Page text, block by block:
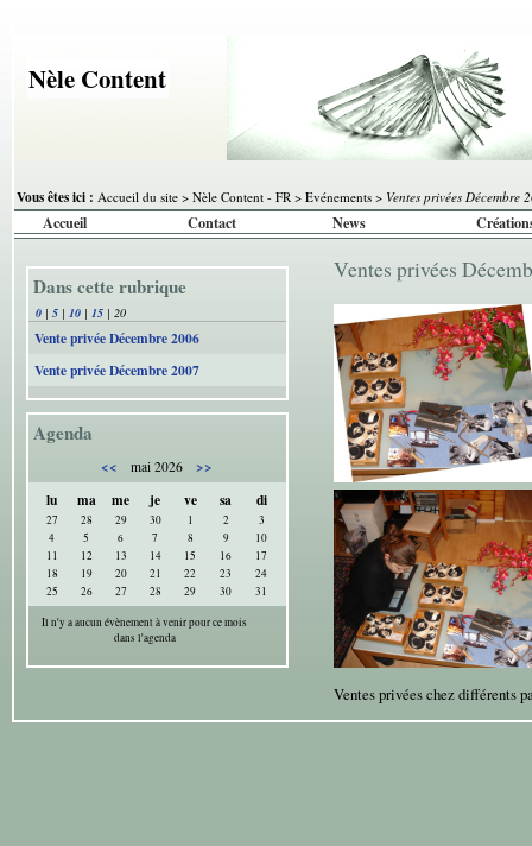
Nèle Content
Vous êtes ici : Accueil du site > Nèle Content - FR > Evénements > Ventes privées Décembre
Accueil Contact News
Dans cette rubrique
0 | 5 | 10 | 15 | 20
Vente privée Décembre 2006
Vente privée Décembre 2007
Agenda
<< mai 2026
>>
lu
ma me je ve sa di
27 28 29 30 1 2
3
4
5 6 7 8 9
10
11
12 13 14 15 16
17
18
19 20 21 22 23
24
25
26 27 28 29 30
31
Il n'y a aucun évènement à venir pour ce mois
dans l'agenda
Ventes privées
Ventes privées chez différents